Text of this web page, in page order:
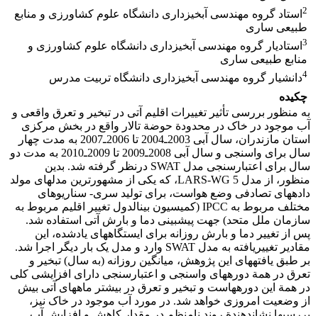
2 استاد گروه مهندسی آبخیزداری دانشگاه علوم کشاورزی و منابع
طبیعی ساری
3 استادیار گروه مهندسی آبخیزداری دانشگاه علوم کشاورزی و
منابع طبیعی ساری
4دانشیار گروه مهندسی آبخیزداری دانشگاه تربیت مدرس
چکیده
به منظور بررسی تأثیر تغییرات اقلیم آتی در تبخیر و تعرق واقعی و
آب موجود در خاک در محدودة حوضة تالار واقع در بخش مرکزی
استان مازندران، سال آبی 2003ـ2004 تا 2006ـ2007 به مدت چهار
سال برای واسنجی و سال آبی 2008ـ2009 تا 2009ـ2010 به مدت دو
سال برای اعتبارسنجی مدل SWAT درنظر گرفته شد. بدین
منظور، از مدل 5 LARS-WG، که یکی از مشهورترین مدل‏‏‏های مولد
داده‏‏های تصادفی وضع هواست، برای تولید سری- سناریو‏های
مختلف مربوط به IPCC (کمیسیون بین‏الدول تغییر اقلیم مربوط به
سازمان ملل متحد) جهت پیش‏بینی دما و بارش آتی استفاده شد.
پس از تغییر دما و بارش روزانه برای ایستگاه‏‏‏‏های یادشده، این
مقادیر تغییریافته به مدل SWAT وارد و مدل یک بار دیگر اجرا شد.
بر طبق یافته‏‏های این پژوهش، میانگین روزانه (به سال) تبخیر و
تعرق در همة دوره‏‏های واسنجی و اعتبارسنجی دارای افزایشی کلی
در همة این دوره‏هاست و تبخیر و تعرق در بیشتر ماه‏های آتی بیش
از وضعیت امروزی خواهد شد. در مورد آب موجود در خاک نیز،